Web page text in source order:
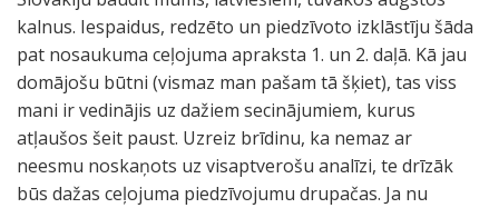
kalnus. Iespaidus, redzēto un piedzīvoto izklāstīju šāda
pat nosaukuma ceļojuma apraksta 1. un 2. daļā. Kā jau
domājošu būtni (vismaz man pašam tā šķiet), tas viss
mani ir vedinājis uz dažiem secinājumiem, kurus
atļaušos šeit paust. Uzreiz brīdinu, ka nemaz ar
neesmu noskaņots uz visaptverošu analīzi, te drīzāk
būs dažas ceļojuma piedzīvojumu drupačas. Ja nu